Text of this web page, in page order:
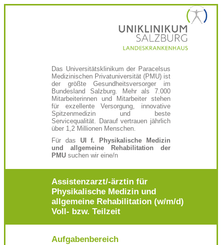
Das Universitätsklinikum der Paracelsus
Medizinischen Privatuniversität (PMU) ist
der größte Gesundheitsversorger im
Bundesland Salzburg. Mehr als 7.000
Mitarbeiterinnen und Mitarbeiter stehen
für exzellente Versorgung, innovative
Spitzenmedizin und beste
Servicequalität. Darauf vertrauen jährlich
über 1,2 Millionen Menschen.
Für das
UI f. Physikalische Medizin
und allgemeine Rehabilitation der
PMUsuchen wir eine/n
Assistenzarzt/-ärztin für
Physikalische Medizin und
allgemeine Rehabilitation (w/m/d)
Voll- bzw. Teilzeit
Aufgabenbereich